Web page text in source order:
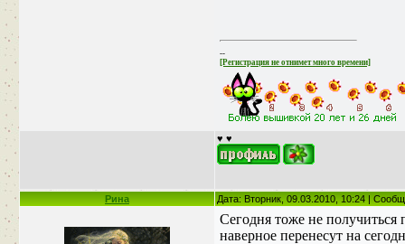
--
[Регистрация не отнимет много времени]
♥ ♥
Рина Дата: Вторник, 09.03.2010, 10:24 |
Сегодня тоже не получиться
наверное перенесут на